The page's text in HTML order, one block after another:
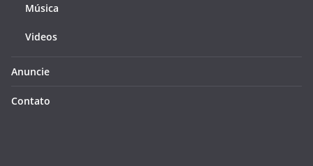
Música
Videos
Anuncie
Contato